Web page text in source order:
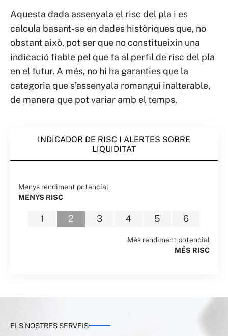
Aquesta dada assenyala el risc del pla i es
calcula basant-se en dades històriques que, no
obstant això, pot ser que no constitueixin una
indicació fiable pel que fa al perfil de risc del pla
en el futur. A més, no hi ha garanties que la
categoria que s’assenyala romangui inalterable,
de manera que pot variar amb el temps.
INDICADOR DE RISC I ALERTES SOBRE
LIQUIDITAT
Menys rendiment potencial
MENYS RISC
1 2 3 4 5 6
Més rendiment potencial
MÉS RISC
ELS NOSTRES SERVEIS